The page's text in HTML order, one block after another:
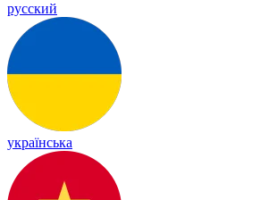
русский
українська